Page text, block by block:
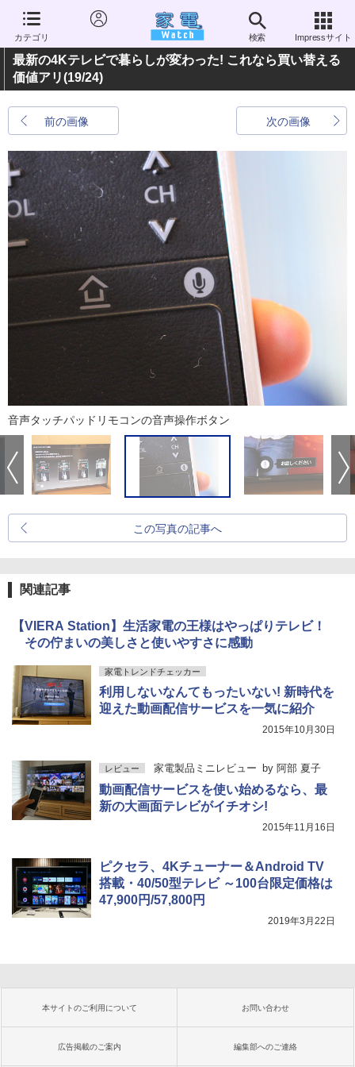
カテゴリ 検索 Impressサイト
最新の4Kテレビで暮らしが変わった! これなら買い替える
価値アリ(19/24)
前の画像 次の画像
音声タッチパッドリモコンの音声操作ボタン
この写真の記事へ
関連記事
【VIERA Station】生活家電の王様はやっぱりテレビ！
その佇まいの美しさと使いやすさに感動
家電トレンドチェッカー
利用しないなんてもったいない! 新時代を
迎えた動画配信サービスを一気に紹介
2015年10月30日
レビュー 家電製品ミニレビュー by 阿部 夏子
動画配信サービスを使い始めるなら、最
新の大画面テレビがイチオシ!
2015年11月16日
ピクセラ、4Kチューナー＆Android TV
搭載・40/50型テレビ ～100台限定価格は
47,900円/57,800円
2019年3月22日
本サイトのご利用について お問い合わせ
広告掲載のご案内 編集部へのご連絡